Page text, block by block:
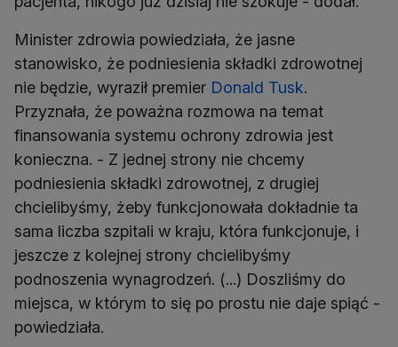
Minister zdrowia powiedziała, że jasne
stanowisko, że podniesienia składki zdrowotnej
nie będzie, wyraził premier Donald Tusk.
Przyznała, że poważna rozmowa na temat
finansowania systemu ochrony zdrowia jest
konieczna. - Z jednej strony nie chcemy
podniesienia składki zdrowotnej, z drugiej
chcielibyśmy, żeby funkcjonowała dokładnie ta
sama liczba szpitali w kraju, która funkcjonuje, i
jeszcze z kolejnej strony chcielibyśmy
podnoszenia wynagrodzeń. (...) Doszliśmy do
miejsca, w którym to się po prostu nie daje spiąć -
powiedziała.